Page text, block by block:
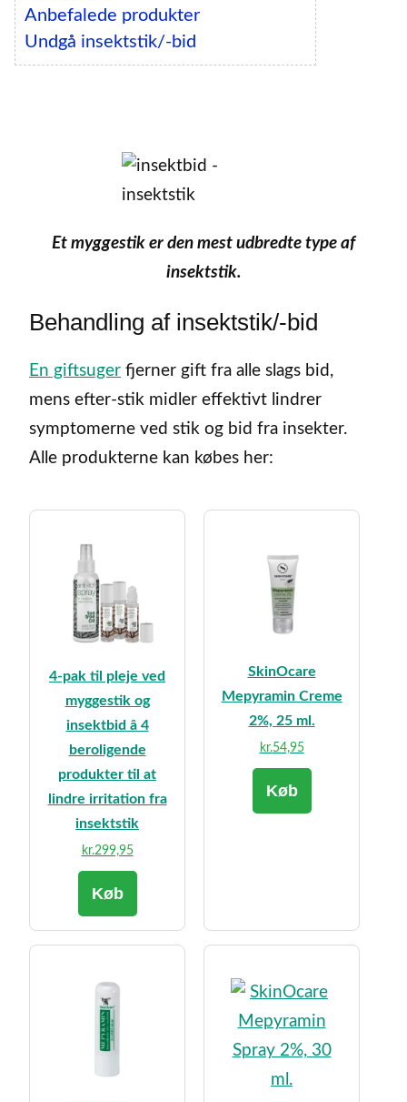
Anbefalede produkter
Undgå insektstik/-bid
Et myggestik er den mest udbredte type af
insektstik.
Behandling af insektstik/-bid
En giftsuger fjerner gift fra alle slags bid,
mens efter-stik midler effektivt lindrer
symptomerne ved stik og bid fra insekter.
Alle produkterne kan købes her:
4-pak til pleje ved
myggestik og
insektbid â 4
beroligende
produkter til at
lindre irritation fra
insektstik
kr.299,95
Køb
SkinOcare
Mepyramin Creme
2%, 25 ml.
kr.54,95
Køb